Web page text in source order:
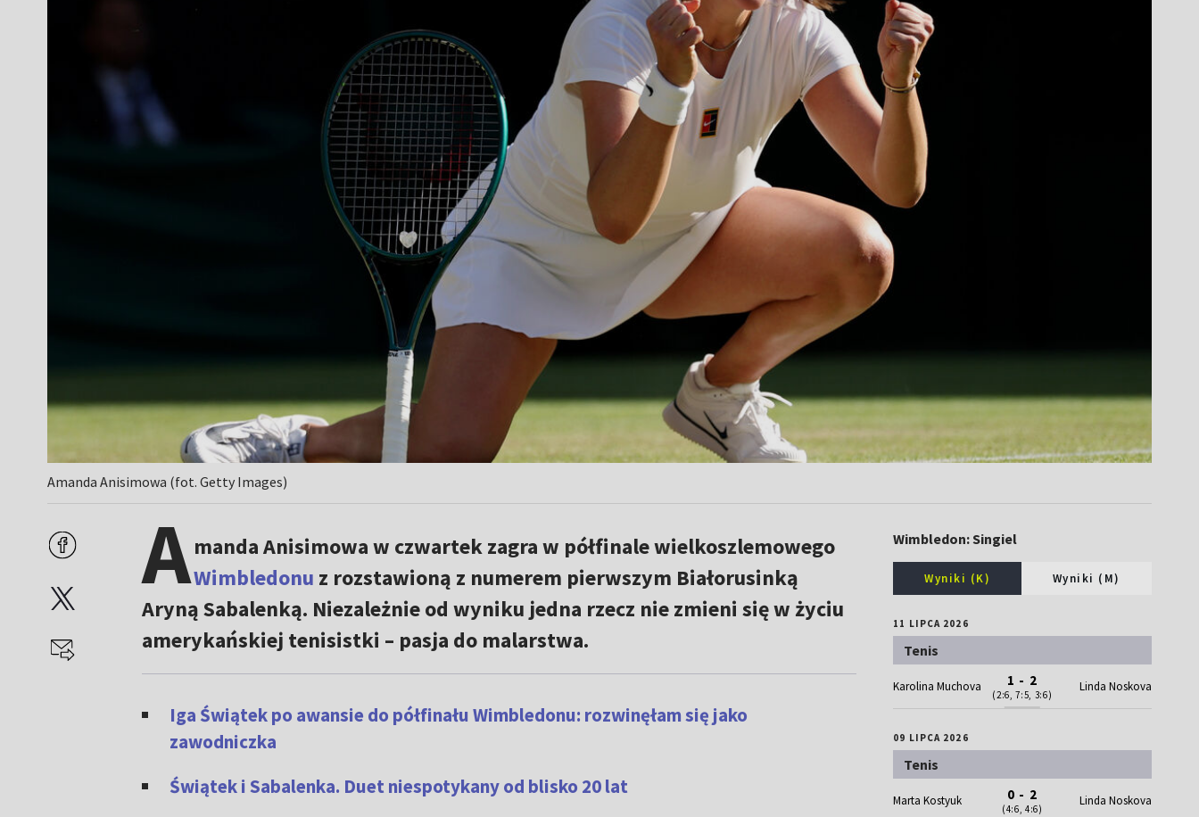
Amanda Anisimowa (fot. Getty Images)
Amanda Anisimowa w czwartek zagra w półfinale wielkoszlemowego
Wimbledonu z rozstawioną z numerem pierwszym Białorusinką
Aryną Sabalenką. Niezależnie od wyniku jedna rzecz nie zmieni się w życiu
amerykańskiej tenisistki – pasja do malarstwa.
Iga Świątek po awansie do półfinału Wimbledonu: rozwinęłam się jako
zawodniczka
Świątek i Sabalenka. Duet niespotykany od blisko 20 lat
Wimbledon: Singiel
Wyniki (K) Wyniki (M)
11 LIPCA 2026
Tenis
Karolina Muchova 1 - 2
(2:6, 7:5, 3:6)
Linda Noskova
09 LIPCA 2026
Tenis
Marta Kostyuk 0 - 2
(4:6, 4:6)
Linda Noskova